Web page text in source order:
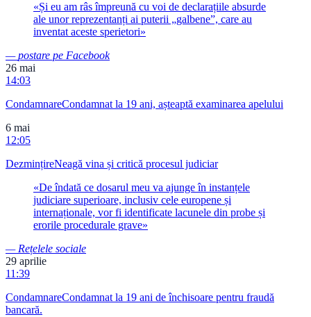
«Și eu am râs împreună cu voi de declarațiile absurde
ale unor reprezentanți ai puterii „galbene”, care au
inventat aceste sperietori»
—postare pe Facebook
26 mai
14:03
CondamnareCondamnat la 19 ani, așteaptă examinarea apelului
6 mai
12:05
DezmințireNeagă vina și critică procesul judiciar
«De îndată ce dosarul meu va ajunge în instanțele
judiciare superioare, inclusiv cele europene și
internaționale, vor fi identificate lacunele din probe și
erorile procedurale grave»
— Rețelele sociale
29 aprilie
11:39
CondamnareCondamnat la 19 ani de închisoare pentru fraudă
bancară.